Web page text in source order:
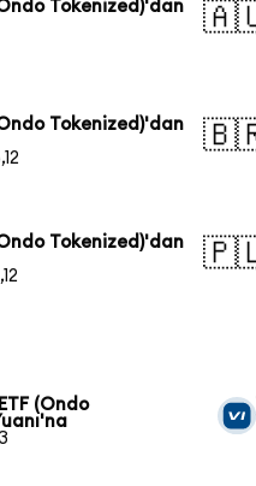
Tokenized)'dan
Tokenized)'dan
Tokenized)'dan
(Ondo